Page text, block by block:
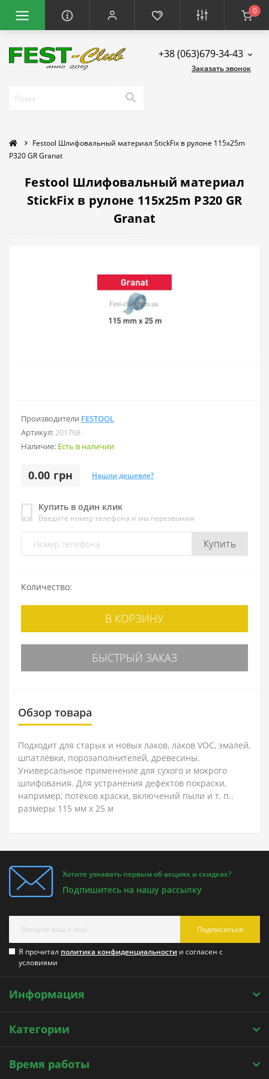
0
+38 (063)679-34-43
Заказать звонок
Festool Шлифовальный материал StickFix в рулоне 115x25m
P320 GR Granat
Festool Шлифовальный материал
StickFix в рулоне 115x25m P320 GR
Granat
Производители FESTOOL
Артикул:201768
Наличие: Есть в наличии
0.00 грн Нашли дешевле?
Купить в один клик
Введите номер телефона и мы перезвоним
Купить
Количество:
В КОРЗИНУ
БЫСТРЫЙ ЗАКАЗ
Обзор товара
Подходит для старых и новых лаков, лаков VOC, эмалей,
шпатлёвки, порозаполнителей, древесины.
Универсальное применение для сухого и мокрого
шлифования. Для устранения дефектов покраски,
например, потёков краски, включений пыли и т. п..
размеры 115 мм x 25 м
Хотите узнавать первым об акциях и скидках?
Подпишитесь на нашу рассылку
Подписаться
Я прочитал политика конфиденциальности и согласен с
условиями
Информация
Категории
Время работы